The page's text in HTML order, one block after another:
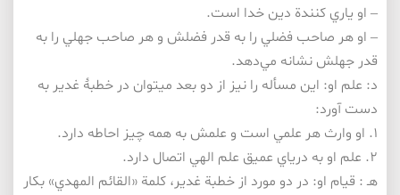
– او ياري كنندة دين خدا است.
– او هر صاحب فضلي را به قدر فضلش و هر صاحب جهلي را به
قدر جهلش نشانه مي‌دهد.
د: علم او: اين مسأله را نيز از دو بعد مي­توان در خطبۀ غدير به
دست آورد:
۱. او وارث هر علمي است و علمش به همه چيز احاطه دارد.
۲. علم او به درياي عميق علم الهي اتصال دارد.
هـ : قيام او: در دو مورد از خطبة غدير، كلمة «القائم المهدي» بكار